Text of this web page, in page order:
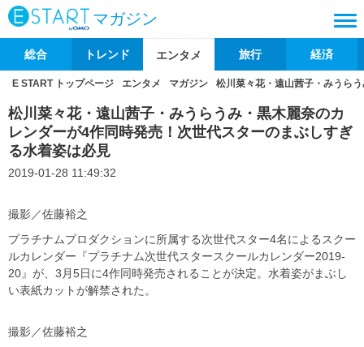
マガジン
総合 トレンド エンタメ 旅行 経済
E START トップページ エンタメ マガジン 松川菜々花・遠山茜子・みうら
松川菜々花・遠山茜子・みうらうみ・黒木麗奈のカ
レンダーが4作同時発売！次世代スターのまぶしすぎ
る水着姿は必見
2019-01-28 11:49:32
撮影／佐藤裕之
プラチナムプロダクションに所属する次世代スター4名によるスクー
ルカレンダー『プラチナム次世代スタースクールカレンダー2019-
20』が、3月5日に4作同時発売されることが決定。水着姿がまぶし
い表紙カットが解禁された。
撮影／佐藤裕之